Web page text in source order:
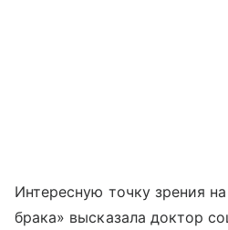
Интересную точку зрения
брака» высказала доктор